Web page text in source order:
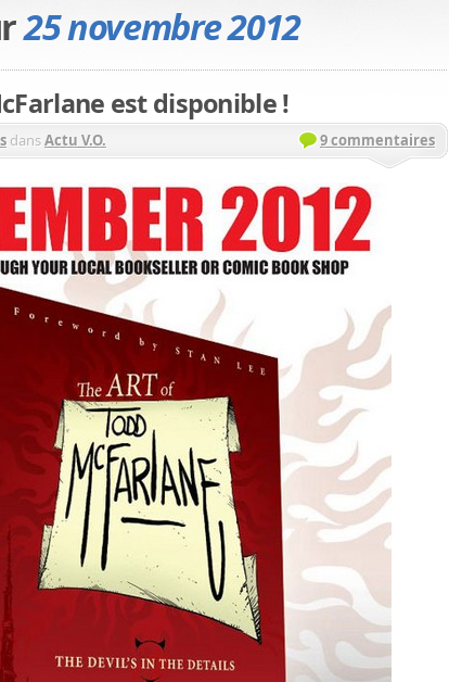
25 novembre 2012
est disponible !
dansActu V.O. 9 commentaires